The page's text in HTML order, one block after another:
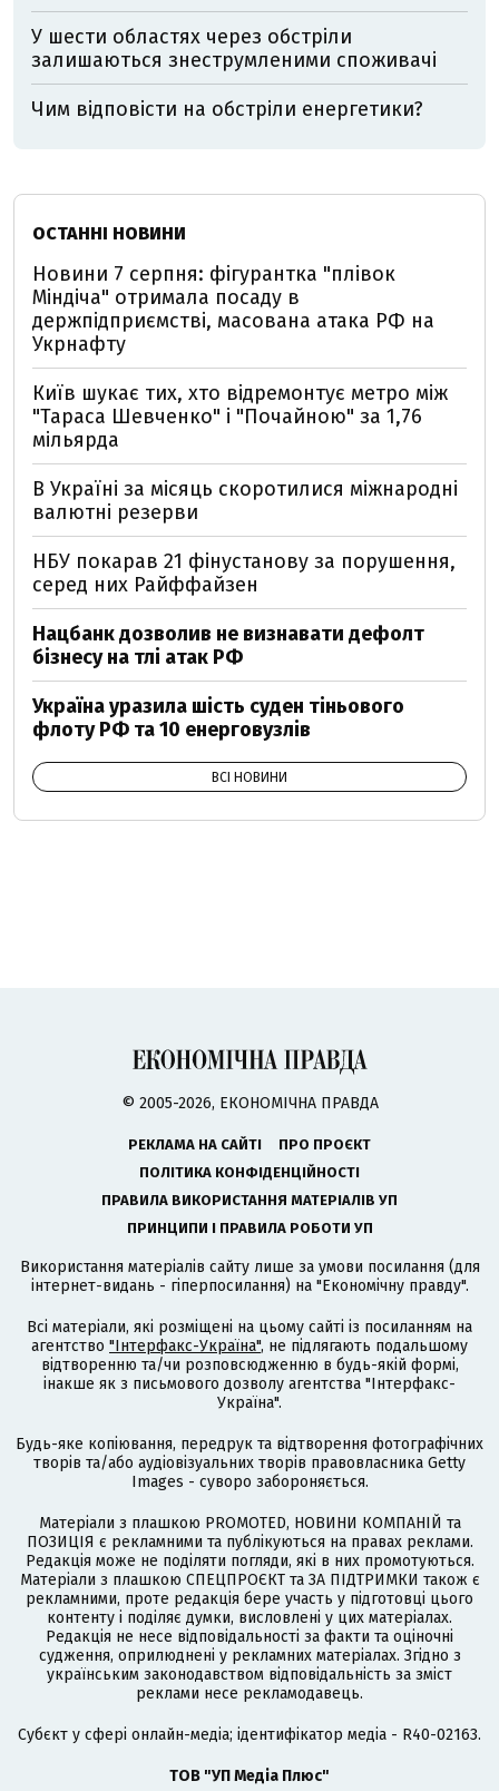
У шести областях через обстріли
залишаються знеструмленими споживачі
Чим відповісти на обстріли енергетики?
ОСТАННІ НОВИНИ
Новини 7 серпня: фігурантка "плівок
Міндіча" отримала посаду в
держпідприємстві, масована атака РФ на
Укрнафту
Київ шукає тих, хто відремонтує метро між
"Тараса Шевченко" і "Почайною" за 1,76
мільярда
В Україні за місяць скоротилися міжнародні
валютні резерви
НБУ покарав 21 фінустанову за порушення,
серед них Райффайзен
Нацбанк дозволив не визнавати дефолт
бізнесу на тлі атак РФ
Україна уразила шість суден тіньового
флоту РФ та 10 енерговузлів
ВСІ НОВИНИ
© 2005-2026, ЕКОНОМІЧНА ПРАВДА
РЕКЛАМА НА САЙТІ
ПРО ПРОЄКТ
ПОЛІТИКА КОНФІДЕНЦІЙНОСТІ
ПРАВИЛА ВИКОРИСТАННЯ МАТЕРІАЛІВ УП
ПРИНЦИПИ І ПРАВИЛА РОБОТИ УП
Використання матеріалів сайту лише за умови посилання (для
інтернет-видань - гіперпосилання) на "Економічну правду".
Всі матеріали, які розміщені на цьому сайті із посиланням на
агентство "Інтерфакс-Україна", не підлягають подальшому
відтворенню та/чи розповсюдженню в будь-якій формі,
інакше як з письмового дозволу агентства "Інтерфакс-
Україна".
Будь-яке копіювання, передрук та відтворення фотографічних
творів та/або аудіовізуальних творів правовласника Getty
Images - суворо забороняється.
Матеріали з плашкою PROMOTED, НОВИНИ КОМПАНІЙ та
ПОЗИЦІЯ є рекламними та публікуються на правах реклами.
Редакція може не поділяти погляди, які в них промотуються.
Матеріали з плашкою СПЕЦПРОЄКТ та ЗА ПІДТРИМКИ також є
рекламними, проте редакція бере участь у підготовці цього
контенту і поділяє думки, висловлені у цих матеріалах.
Редакція не несе відповідальності за факти та оціночні
судження, оприлюднені у рекламних матеріалах. Згідно з
українським законодавством відповідальність за зміст
реклами несе рекламодавець.
Cубєкт у сфері онлайн-медіа; ідентифікатор медіа - R40-02163.
ТОВ "УП Медіа Плюс"